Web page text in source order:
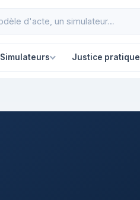
Simulateurs Justice pratique